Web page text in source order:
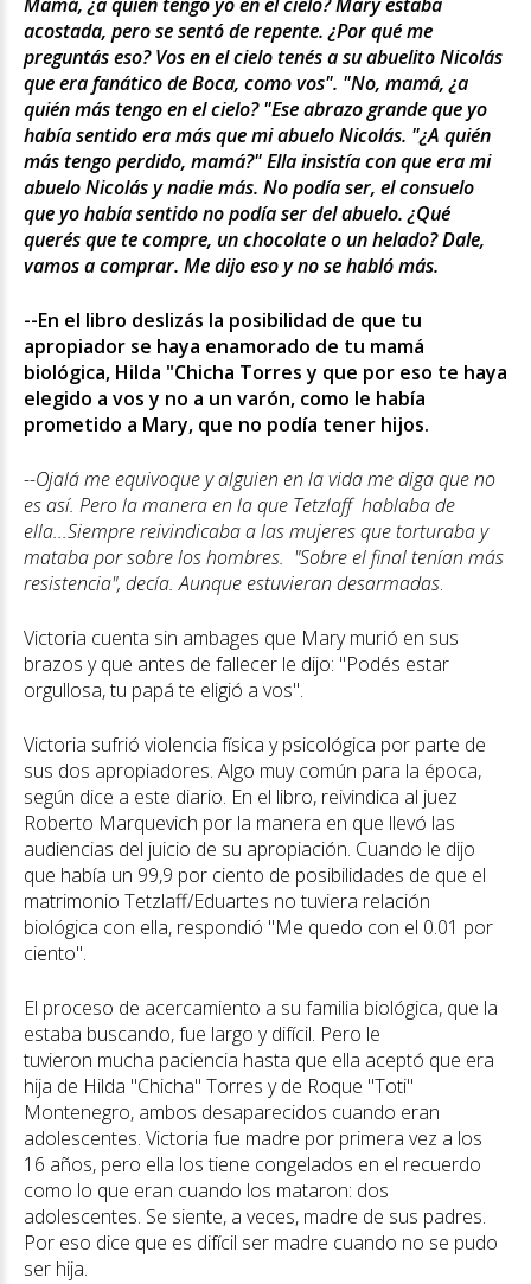
acostada, pero se sentó de repente. ¿Por qué me
preguntás eso? Vos en el cielo tenés a su abuelito Nicolás
que era fanático de Boca, como vos". "No, mamá, ¿a
quién más tengo en el cielo? "Ese abrazo grande que yo
había sentido era más que mi abuelo Nicolás. "¿A quién
más tengo perdido, mamá?" Ella insistía con que era mi
abuelo Nicolás y nadie más. No podía ser, el consuelo
que yo había sentido no podía ser del abuelo. ¿Qué
querés que te compre, un chocolate o un helado? Dale,
vamos a comprar. Me dijo eso y no se habló más.
--En el libro deslizás la posibilidad de que tu
apropiador se haya enamorado de tu mamá
biológica, Hilda "Chicha Torres y que por eso te haya
elegido a vos y no a un varón, como le había
prometido a Mary, que no podía tener hijos.
--Ojalá me equivoque y alguien en la vida me diga que no
es así. Pero la manera en la que Tetzlaff hablaba de
ella...Siempre reivindicaba a las mujeres que torturaba y
mataba por sobre los hombres. "Sobre el final tenían más
resistencia", decía. Aunque estuvieran desarmadas.
Victoria cuenta sin ambages que Mary murió en sus
brazos y que antes de fallecer le dijo: "Podés estar
orgullosa, tu papá te eligió a vos".
Victoria sufrió violencia física y psicológica por parte de
sus dos apropiadores. Algo muy común para la época,
según dice a este diario. En el libro, reivindica al juez
Roberto Marquevich por la manera en que llevó las
audiencias del juicio de su apropiación. Cuando le dijo
que había un 99,9 por ciento de posibilidades de que el
matrimonio Tetzlaff/Eduartes no tuviera relación
biológica con ella, respondió "Me quedo con el 0.01 por
ciento".
El proceso de acercamiento a su familia biológica, que la
estaba buscando, fue largo y difícil. Pero le
tuvieron mucha paciencia hasta que ella aceptó que era
hija de Hilda "Chicha" Torres y de Roque "Toti"
Montenegro, ambos desaparecidos cuando eran
adolescentes. Victoria fue madre por primera vez a los
16 años, pero ella los tiene congelados en el recuerdo
como lo que eran cuando los mataron: dos
adolescentes. Se siente, a veces, madre de sus padres.
Por eso dice que es difícil ser madre cuando no se pudo
ser hija.